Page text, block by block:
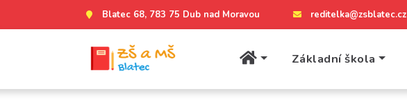
Blatec 68, 783 75 Dub nad Moravou reditelka@zsblatec.cz
Základní škola